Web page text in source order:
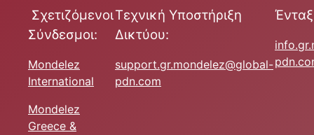
Σχετιζόμενοι
Σύνδεσμοι:
Mondelez
International
Mondelez
Greece &
Τεχνική Υποστήριξη
Δικτύου:
support.gr.mondelez@global-
pdn.com